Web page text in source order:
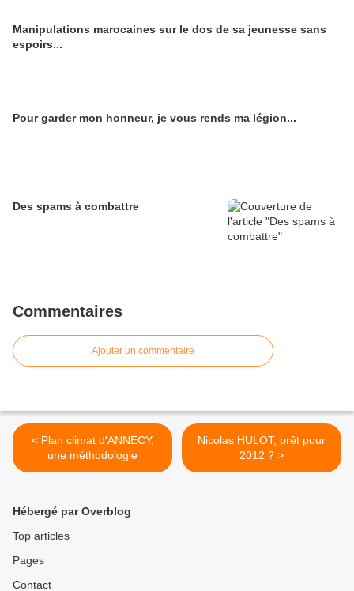
Manipulations marocaines sur le dos de sa jeunesse sans
espoirs...
Pour garder mon honneur, je vous rends ma légion...
Des spams à combattre
Commentaires
Ajouter un commentaire
< Plan climat d'ANNECY,
une méthodologie
Nicolas HULOT, prêt pour
2012 ? >
Hébergé par Overblog
Top articles
Pages
Contact